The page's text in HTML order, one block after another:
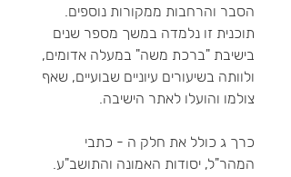
הסבר והרחבות ממקורות נוספים.
תוכנית זו נלמדה במשך מספר שנים
בישיבת "ברכת משה" במעלה אדומים,
ולוותה בשיעורים עיוניים שבועיים, שאף
צולמו והועלו לאתר הישיבה.
כרך ג כולל את חלק ה - כתבי
המהר"ל, יסודות האמונה והתושב"ע.